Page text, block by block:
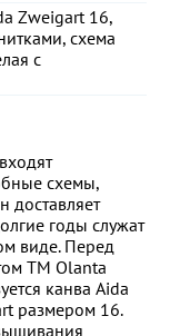
Zweigart 16,
схема
с
схемы,
доставляет
годы служат
виде. Перед
ТМ Olanta
канва Aida
размером 16.